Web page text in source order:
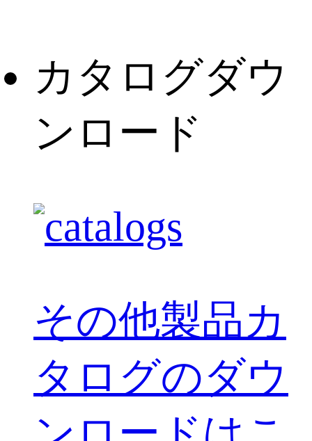
カタログダウ
ンロード
その他製品カ
タログのダウ